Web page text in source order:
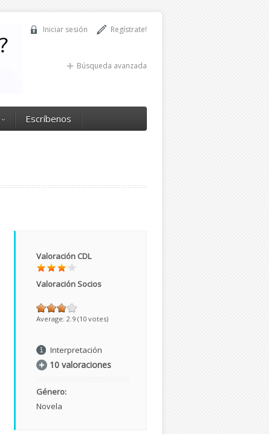
Regístrate!
Iniciar sesión
Búsqueda avanzada
Escríbenos
Valoración CDL
Valoración Socios
Average: 2.9 (10 votes)
Interpretación
10 valoraciones
Género:
Novela